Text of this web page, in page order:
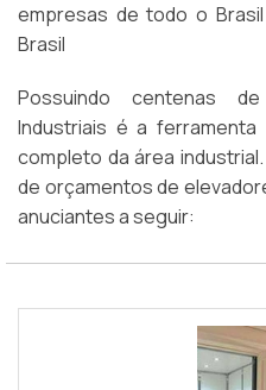
empresas de todo o
Brasil
Possuindo centenas
Industriais é a
completo da área
de orçamentos de
anuciantes a seguir: